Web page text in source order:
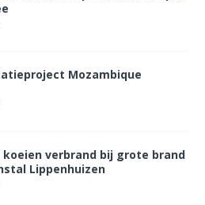
Mozambique
verbrand bij grote brand
Lippenhuizen